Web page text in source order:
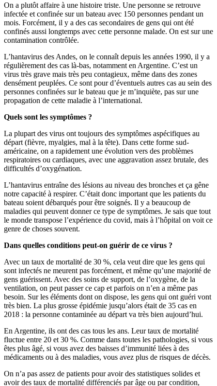
On a plutôt affaire à une histoire triste. Une personne se retrouve
infectée et confinée sur un bateau avec 150 personnes pendant un
mois. Forcément, il y a des cas secondaires de gens qui ont été
confinés aussi longtemps avec cette personne malade. On est sur une
contamination contrôlée.
L’hantavirus des Andes, on le connaît depuis les années 1990, il y a
régulièrement des cas là-bas, notamment en Argentine. C’est un
virus très grave mais très peu contagieux, même dans des zones
densément peuplées. Ce sont pour d’éventuels autres cas au sein des
personnes confinées sur le bateau que je m’inquiète, pas sur une
propagation de cette maladie à l’international.
Quels sont les symptômes ?
La plupart des virus ont toujours des symptômes aspécifiques au
départ (fièvre, myalgies, mal à la tête). Dans cette forme sud-
américaine, on a rapidement une évolution vers des problèmes
respiratoires ou cardiaques, avec une aggravation assez brutale, des
difficultés d’oxygénation.
L’hantavirus entraîne des lésions au niveau des bronches et ça gêne
notre capacité à respirer. C’était donc important que les patients du
bateau soient débarqués pour être soignés. Il y a beaucoup de
maladies qui peuvent donner ce type de symptômes. Je sais que tout
le monde transpose l’expérience du covid, mais à l’hôpital on voit ce
genre de choses souvent.
Dans quelles conditions peut-on guérir de ce virus ?
Avec un taux de mortalité de 30 %, cela veut dire que les gens qui
sont infectés ne meurent pas forcément, et même qu’une majorité de
gens guérissent. Avec des soins de support, de l’oxygène, de la
ventilation, on peut passer ce cap et parfois on n’en a même pas
besoin. Sur les éléments dont on dispose, les gens qui ont guéri vont
très bien. La plus grosse épidémie jusqu’alors était de 35 cas en
2018 : la personne contaminée au départ va très bien aujourd’hui.
En Argentine, ils ont des cas tous les ans. Leur taux de mortalité
fluctue entre 20 et 30 %. Comme dans toutes les pathologies, si vous
êtes plus âgé, si vous avez des baisses d’immunité liées à des
médicaments ou à des maladies, vous avez plus de risques de décès.
On n’a pas assez de patients pour avoir des statistiques solides et
avoir des taux de mortalité différenciés par âge ou par condition,